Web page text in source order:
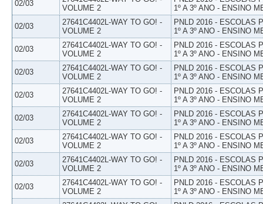
02/03
VOLUME 2
1º A 3º ANO - ENSINO
02/03
27641C4402L-WAY TO GO! -
VOLUME 2
PNLD 2016 - ESCOLAS
1º A 3º ANO - ENSINO
02/03
27641C4402L-WAY TO GO! -
VOLUME 2
PNLD 2016 - ESCOLAS
1º A 3º ANO - ENSINO
02/03
27641C4402L-WAY TO GO! -
VOLUME 2
PNLD 2016 - ESCOLAS
1º A 3º ANO - ENSINO
02/03
27641C4402L-WAY TO GO! -
VOLUME 2
PNLD 2016 - ESCOLAS
1º A 3º ANO - ENSINO
02/03
27641C4402L-WAY TO GO! -
VOLUME 2
PNLD 2016 - ESCOLAS
1º A 3º ANO - ENSINO
02/03
27641C4402L-WAY TO GO! -
VOLUME 2
PNLD 2016 - ESCOLAS
1º A 3º ANO - ENSINO
02/03
27641C4402L-WAY TO GO! -
VOLUME 2
PNLD 2016 - ESCOLAS
1º A 3º ANO - ENSINO
02/03
27641C4402L-WAY TO GO! -
VOLUME 2
PNLD 2016 - ESCOLAS
1º A 3º ANO - ENSINO